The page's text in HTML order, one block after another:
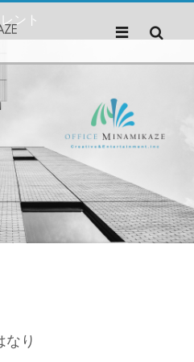
ント
なり